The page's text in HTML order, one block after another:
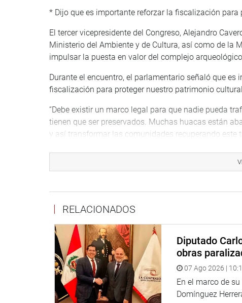
* Dijo que es importante reforzar la fiscalización
El tercer vicepresidente del Congreso, Alejandro
Ministerio del Ambiente y de Cultura, así como de la
impulsar la puesta en valor del complejo
Durante el encuentro, el parlamentario señaló que
fiscalización para proteger nuestro patrimonio
“Debe existir un marco legal para que nadie pueda
tienen que ser preservados. Muchas huacas están
y así transformar las comunidades recuperando este
También, destacó la labor de los dirigentes locales
tratar de rescatar este sitio arqueológico, a través de
compartió con alumnos de la IE PNP Martín
una jornada de arborización que ayudarán a que
áreas verdes.
TERCER VICEPRESIDENTE DEL CONGRESO
RELACIONADOS
Diputado
obras
07 Ago 2026 |
En el marco de
Domínguez